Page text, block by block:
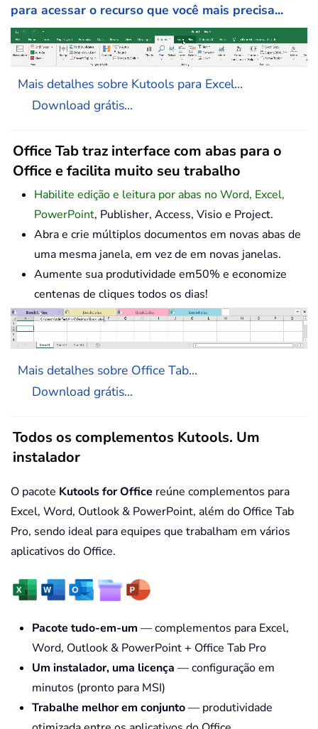
para acessar o recurso que você mais precisa...
Mais detalhes sobre Kutools para Excel...
Download grátis...
Office Tab traz interface com abas para o
Office e facilita muito seu trabalho
Habilite edição e leitura por abas no Word, Excel,
PowerPoint, Publisher, Access, Visio e Project.
Abra e crie múltiplos documentos em novas abas de
uma mesma janela, em vez de em novas janelas.
Aumente sua produtividade em50% e economize
centenas de cliques todos os dias!
Mais detalhes sobre Office Tab...
Download grátis...
Todos os complementos Kutools. Um
instalador
O pacote Kutools for Office reúne complementos para
Excel, Word, Outlook & PowerPoint, além do Office Tab
Pro, sendo ideal para equipes que trabalham em vários
aplicativos do Office.
Pacote tudo-em-um — complementos para Excel,
Word, Outlook & PowerPoint + Office Tab Pro
Um instalador, uma licença — configuração em
minutos (pronto para MSI)
Trabalhe melhor em conjunto— produtividade